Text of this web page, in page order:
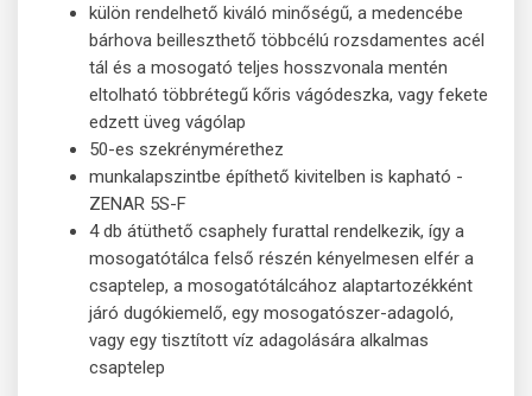
külön rendelhető kiváló minőségű, a medencébe
bárhova beilleszthető többcélú rozsdamentes acél
tál és a mosogató teljes hosszvonala mentén
eltolható többrétegű kőris vágódeszka, vagy fekete
edzett üveg vágólap
50-es szekrénymérethez
munkalapszintbe építhető kivitelben is kapható -
ZENAR 5S-F
4 db átüthető csaphely furattal rendelkezik, így a
mosogatótálca felső részén kényelmesen elfér a
csaptelep, a mosogatótálcához alaptartozékként
járó dugókiemelő, egy mosogatószer-adagoló,
vagy egy tisztított víz adagolására alkalmas
csaptelep